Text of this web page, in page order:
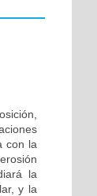
con la
la
y la